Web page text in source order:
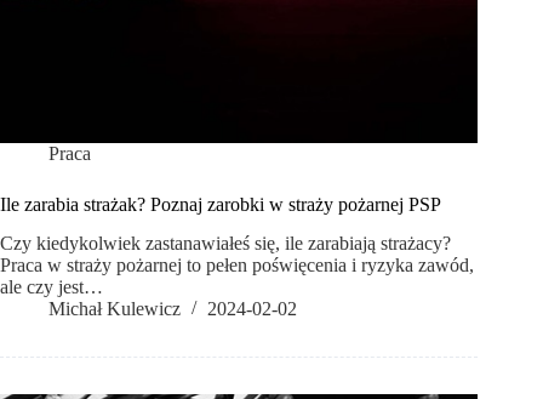
Praca
Ile zarabia strażak? Poznaj zarobki w straży pożarnej PSP
Czy kiedykolwiek zastanawiałeś się, ile zarabiają strażacy?
Praca w straży pożarnej to pełen poświęcenia i ryzyka zawód,
ale czy jest…
Michał Kulewicz
2024-02-02